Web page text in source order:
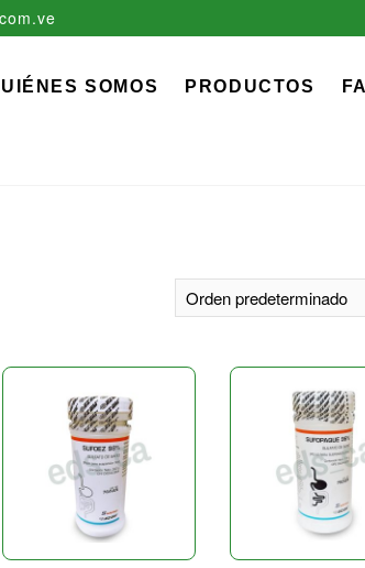
EDS, C.A.
SOMOS PRODUCTOS